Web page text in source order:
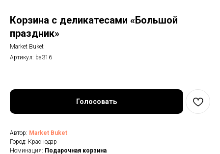
Корзина с деликатесами «Большой
праздник»
Market Buket
Артикул: ba316
Голосовать
Автор: Market Buket
Город: Краснодар
Номинация: Подарочная корзина